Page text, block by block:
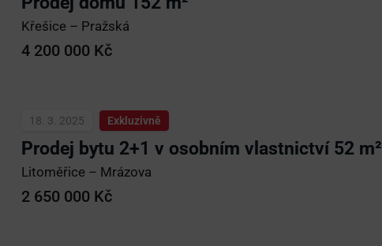
Křešice – Pražská
4 200 000 Kč
18. 3. 2025 Exkluzivně
Prodej bytu 2+1 v osobním vlastnictví 52 m²
Litoměřice – Mrázova
2 650 000 Kč